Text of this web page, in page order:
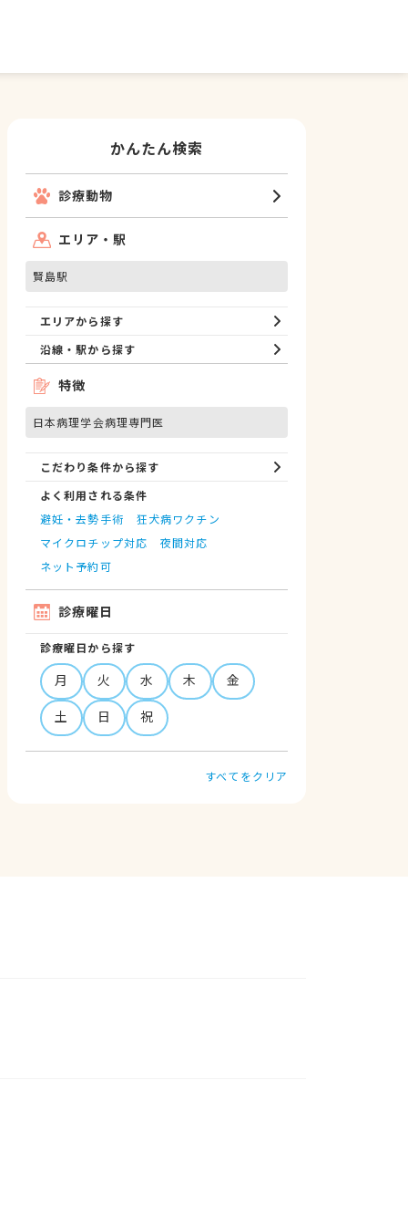
かんたん検索
診療動物
エリア・駅
賢島駅
エリアから探す
沿線・駅から探す
特徴
日本病理学会病理専門医
こだわり条件から探す
よく利用される条件
避妊・去勢手術
狂犬病ワクチン
マイクロチップ対応
夜間対応
ネット予約可
診療曜日
診療曜日から探す
月 火 水 木
金
土
日 祝
すべてをクリア